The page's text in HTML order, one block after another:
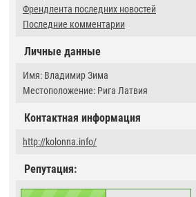
Френдлента последних новостей
Последние комментарии
Личные данные
Имя: Владимир Зима
Местоположение: Рига Латвия
Контактная информация
http://kolonna.info/
Репутация: